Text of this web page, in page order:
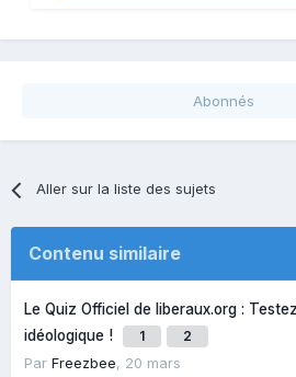
Abonnés
Aller sur la liste des sujets
Contenu similaire
Le Quiz Officiel de liberaux.org :
idéologique !
1 2
Par Freezbee, 20 mars